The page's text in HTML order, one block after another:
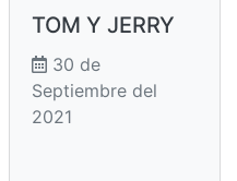
TOM Y JERRY
30 de
Septiembre del
2021